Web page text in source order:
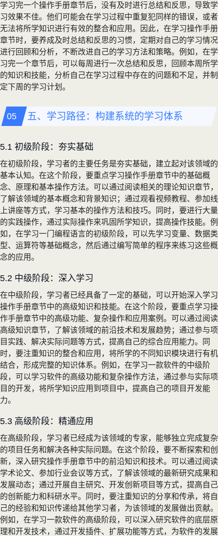
学习完一个操作手册章节后，没有及时进行总结和反思，导致学
习效果不佳。他们可能会在学习过程中重复犯同样的错误，或者
无法将所学知识进行有效的整合和应用。因此，在学习操作手册
章节时，要养成及时总结和反思的习惯，定期对自己的学习情况
进行回顾和分析，不断改进自己的学习方法和策略。例如，在学
习完一个章节后，可以每周进行一次总结和反思，回顾本周所学
的知识和技能，分析自己在学习过程中存在的问题和不足，并制
定下周的学习计划。
五、学习路径：构建系统的学习体系
5.1 初级阶段：夯实基础
在初级阶段，学习者的主要任务是夯实基础，建立起对该领域的
基本认知。在这个阶段，要重点学习操作手册章节中的基础概
念、原理和基本操作方法。可以通过阅读相关的理论知识章节，
了解该领域的基本概念和背景知识；通过观看视频教程、参加线
上讲座等方式，学习基本的操作方法和技巧。同时，要进行大量
的实践操作，通过实际操作来巩固所学知识，提高操作技能。例
如，在学习一门编程语言的初级阶段，可以先学习变量、数据类
型、运算符等基础概念，然后通过编写简单的程序来练习这些概
念的应用。
5.2 中级阶段：深入学习
在中级阶段，学习者已经具备了一定的基础，可以开始深入学习
操作手册章节中的高级知识和技能。在这个阶段，要重点学习操
作手册章节中的高级功能、复杂操作和应用案例。可以通过阅读
高级知识章节，了解该领域的前沿技术和发展趋势；通过参与项
目实践、解决实际问题等方式，提高自己的综合应用能力。同
时，要注重知识的整合和应用，将所学的不同知识模块进行有机
结合，形成完整的知识体系。例如，在学习一款软件的中级阶
段，可以学习软件的高级功能和复杂操作方法，通过参与实际项
目的开发，将所学知识应用到项目中，提高自己的项目开发能
力。
5.3 高级阶段：精通应用
在高级阶段，学习者已经成为该领域的专家，能够独立完成复杂
的项目任务和解决各种实际问题。在这个阶段，要不断探索和创
新，深入研究操作手册章节中的前沿知识和技术。可以通过阅读
学术论文、参加行业会议等方式，了解该领域的最新研究成果和
发展动态；通过开展自主研究、开发创新项目等方式，提高自己
的创新能力和科研水平。同时，要注重知识的分享和传承，将自
己的经验和知识传递给其他学习者，为该领域的发展做出贡献。
例如，在学习一款软件的高级阶段，可以深入研究软件的底层原
理和开发技术，通过开发插件、扩展功能等方式，为软件的发展